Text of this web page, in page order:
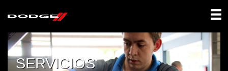
SERVICIOS